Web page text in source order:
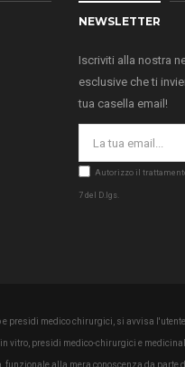
NEWSLETTER
Iscriviti alla nostra
esclusive che ti
tua casella email!
Autorizzo il
7 del D.lgs.
medico chirurgici, si avvisa
vitro, presidi medico-chirurgici e
alla mera conoscenza da parte